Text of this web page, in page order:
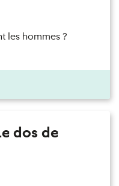
les hommes ?
dos de